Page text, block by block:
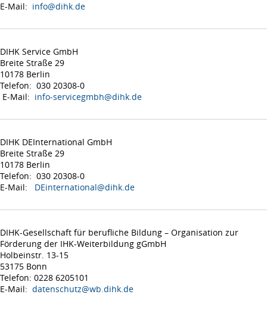
E-Mail: info@dihk.de
DIHK Service GmbH
Breite Straße 29
10178 Berlin
Telefon: 030 20308-0
E-Mail: info-servicegmbh@dihk.de
DIHK DEInternational GmbH
Breite Straße 29
10178 Berlin
Telefon: 030 20308-0
E-Mail: DEinternational@dihk.de
DIHK-Gesellschaft für berufliche Bildung – Organisation zur
Förderung der IHK-Weiterbildung gGmbH
Holbeinstr. 13-15
53175 Bonn
Telefon: 0228 6205101
E-Mail: datenschutz@wb.dihk.de